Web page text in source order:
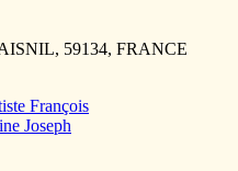
59134, FRANCE
François
Joseph